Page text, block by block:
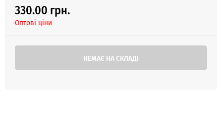
330.00 грн.
Оптові ціни
НЕМАЄ НА СКЛАДІ